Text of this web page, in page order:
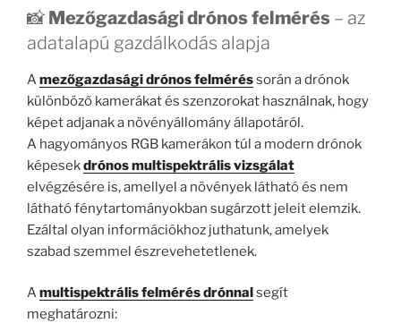
📸 Mezőgazdasági drónos felmérés – az
adatalapú gazdálkodás alapja
Amezőgazdasági drónos felméréssorán a drónok
különböző kamerákat és szenzorokat használnak, hogy
képet adjanak a növényállomány állapotáról.
A hagyományos RGB kamerákon túl a modern drónok
képesekdrónos multispektrális vizsgálat
elvégzésére is, amellyel a növények látható és nem
látható fénytartományokban sugárzott jeleit elemzik.
Ezáltal olyan információkhoz juthatunk, amelyek
szabad szemmel észrevehetetlenek.
Amultispektrális felmérés drónnal segít
meghatározni: